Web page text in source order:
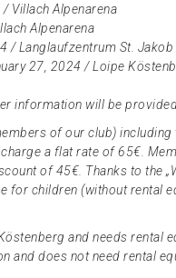
Villach Alpenarena
Alpenarena
/ Langlaufzentrum St. Jakob
27, 2024 / Loipe
information will be
of our club) including
a flat rate of 65€.
of 45€. Thanks to the
for children (without rental
and needs rental
and does not need rental